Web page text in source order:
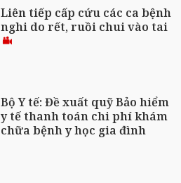
Liên tiếp cấp cứu các ca bệnh
nghi do rết, ruồi chui vào tai
Bộ Y tế: Đề xuất quỹ Bảo hiểm
y tế thanh toán chi phí khám
chữa bệnh y học gia đình